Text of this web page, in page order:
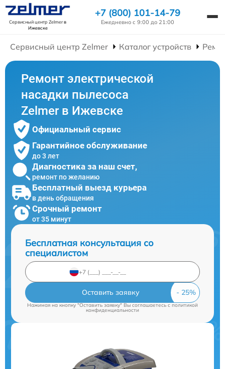
Сервисный центр Zelmerв
Ижевске
+7 (800) 101-14-79
Ежедневно с 9:00 до 21:00
Сервисный центр Zelmer Каталог устройств
Ремонт электрической
насадки пылесоса
Zelmer в Ижевске
Официальный сервис
Гарантийное обслуживание
до 3 лет
Диагностика за наш счет,
ремонт по желанию
Бесплатный выезд курьера
в день обращения
Срочный ремонт
от 35 минут
Бесплатная консультация со
специалистом
Оставить заявку
Нажимая на кнопку "Оставить заявку" Вы соглашаетесь c политикой
конфиденциальности